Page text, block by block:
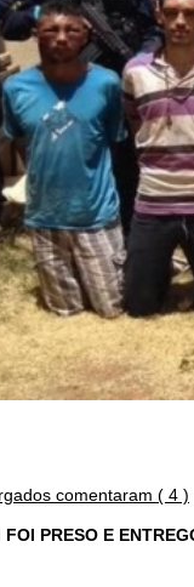
comentaram ( 4 )
PRESO E